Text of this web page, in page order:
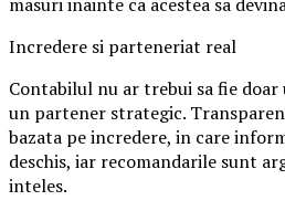
masuri inainte ca acestea sa
Incredere si parteneriat real
Contabilul nu ar trebui sa fie
un partener strategic.
bazata pe incredere, in care
deschis, iar recomandarile sunt
inteles.